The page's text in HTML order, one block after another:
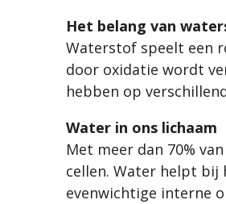
Het belang van
Waterstof speelt een
door oxidatie wordt
hebben op
Water in ons lichaam
Met meer dan 70%
cellen. Water helpt bij
evenwichtige interne